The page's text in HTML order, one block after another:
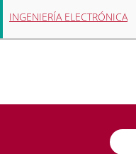
INGENIERÍA ELECTRÓNICA